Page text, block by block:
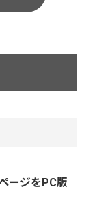
ージをPC版